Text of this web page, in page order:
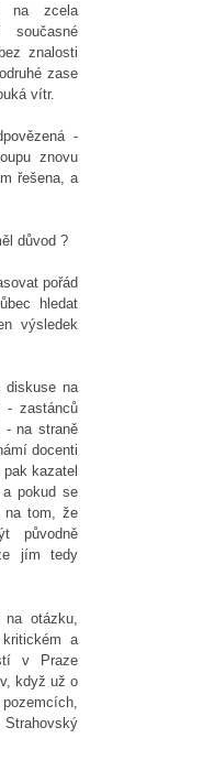
na zcela
současné
znalosti
zase
vítr.
-
znovu
řešena, a
důvod ?
pořád
hledat
výsledek
diskuse na
- zastánců
- na straně
docenti
kazatel
pokud se
na tom, že
původně
jím tedy
otázku,
a
v Praze
když už o